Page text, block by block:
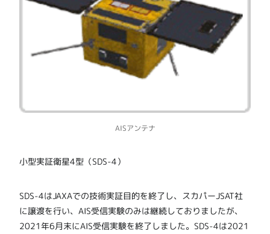
AISアンテナ
小型実証衛星4型（SDS-4）
SDS-4はJAXAでの技術実証目的を終了し、スカパーJSAT社
に譲渡を行い、AIS受信実験のみは継続しておりましたが、
2021年6月末にAIS受信実験を終了しました。SDS-4は2021